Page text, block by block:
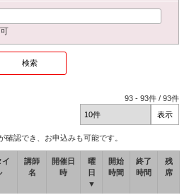
93 -93件 /93件
認でき、お申込みも可能です。
イ
講師
名
開催日
時
曜
日
▼
開始
時間
終了
時間
残
席